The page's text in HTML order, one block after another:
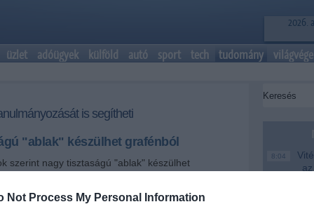
Not Process My Personal Information
2026.
üzlet adóügyek külföld autó sport tech tudomány világvége
is segítheti
"ablak" készülhet grafénból
szerint nagy tisztaságú "ablak" készülhet
az eddiginél nagyobb felbontással
8:04